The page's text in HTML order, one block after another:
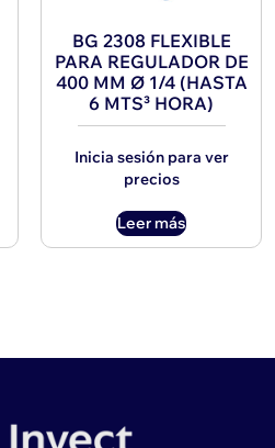
BG 2308 FLEXIBLE
PARA REGULADOR DE
400 MM Ø 1/4 (HASTA
6 MTS³ HORA)
Inicia sesión para ver
precios
Leer más